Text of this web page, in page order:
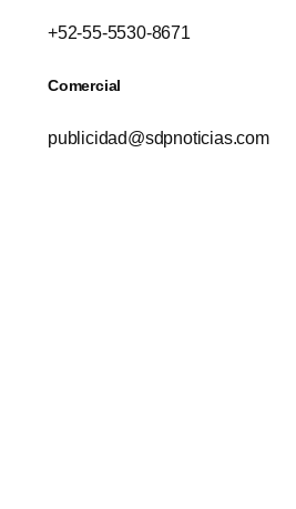
+52-55-5530-8671
Comercial
publicidad@sdpnoticias.com